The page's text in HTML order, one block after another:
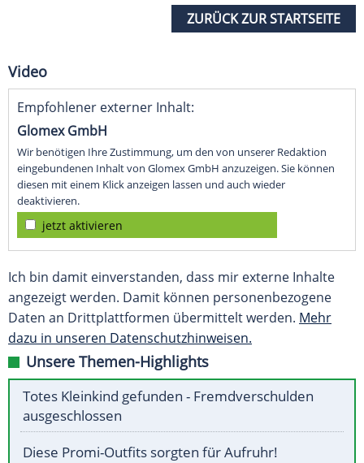
ZURÜCK ZUR STARTSEITE
Video
Empfohlener externer Inhalt:
Glomex GmbH
Wir benötigen Ihre Zustimmung, um den von unserer Redaktion
eingebundenen Inhalt von Glomex GmbH anzuzeigen. Sie können
diesen mit einem Klick anzeigen lassen und auch wieder
deaktivieren.
jetzt aktivieren
Ich bin damit einverstanden, dass mir externe Inhalte
angezeigt werden. Damit können personenbezogene
Daten an Drittplattformen übermittelt werden. Mehr
dazu in unseren Datenschutzhinweisen.
Unsere Themen-Highlights
Totes Kleinkind gefunden - Fremdverschulden
ausgeschlossen
Diese Promi-Outfits sorgten für Aufruhr!